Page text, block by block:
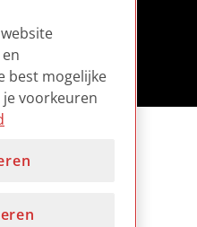
best mogelijke
je voorkeuren